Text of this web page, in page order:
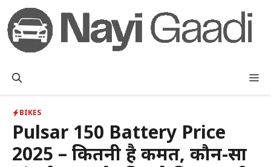
content
BIKES
Pulsar 150 Battery Price
2025 – कितनी है कीमत, कौन-सा